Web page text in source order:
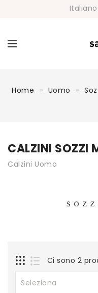
Italiano
Home Uomo
CALZINI SOZZI
Calzini Uomo
Ci sono 2
Seleziona